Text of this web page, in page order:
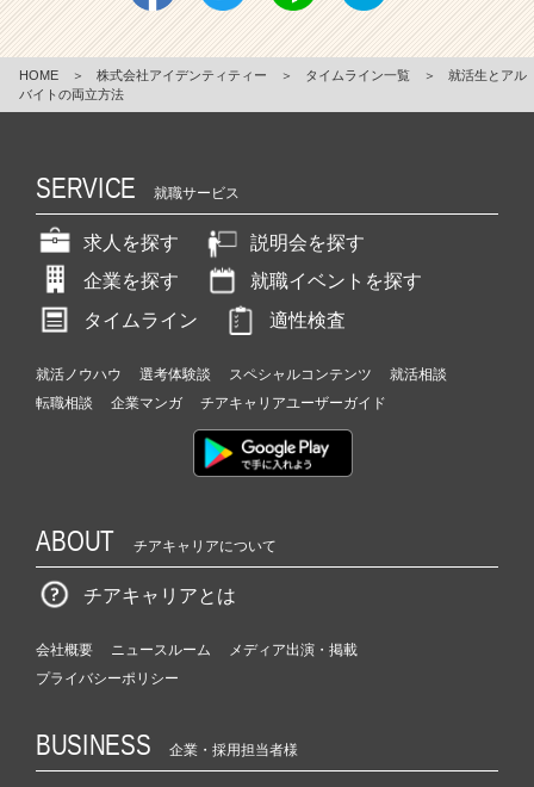
HOME ＞ 株式会社アイデンティティー ＞ タイムライン一覧 ＞
就活生とアル
バイトの両立方法
SERVICE 就職サービス
求人を探す
説明会を探す
企業を探す
就職イベントを探す
タイムライン
適性検査
就活ノウハウ 選考体験談 スペシャルコンテンツ
就活相談
転職相談
企業マンガ チアキャリアユーザーガイド
ABOUT チアキャリアについて
チアキャリアとは
会社概要 ニュースルーム
メディア出演・掲載
プライバシーポリシー
BUSINESS 企業・採用担当者様